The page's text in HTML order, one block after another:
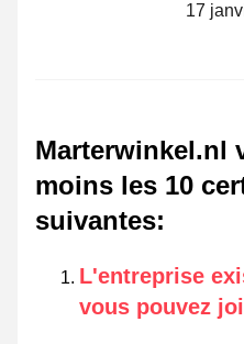
17
Marterwinkel.nl
moins les 10
suivantes:
L'entreprise
vous pouvez